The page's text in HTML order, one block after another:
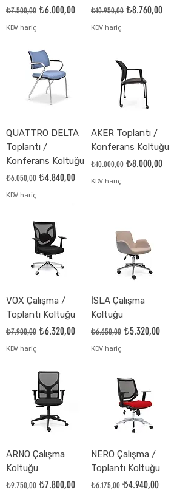
Normal Fiyat
₺7.500,00 İndirimli Fiyat
₺6.000,00
KDV hariç
Normal Fiyat
₺10.950,00 İndirimli Fiyat
₺8.760,00
KDV hariç
QUATTRO DELTA
Toplantı /
Konferans Koltuğu
Normal Fiyat
₺6.050,00 İndirimli Fiyat
₺4.840,00
KDV hariç
AKER Toplantı /
Konferans Koltuğu
Normal Fiyat
₺10.000,00 İndirimli Fiyat
₺8.000,00
KDV hariç
VOX Çalışma /
Toplantı Koltuğu
Normal Fiyat
₺7.900,00 İndirimli Fiyat
₺6.320,00
KDV hariç
İSLA Çalışma
Koltuğu
Normal Fiyat
₺6.650,00 İndirimli Fiyat
₺5.320,00
KDV hariç
ARNO Çalışma
Koltuğu
Normal Fiyat
₺9.750,00 İndirimli Fiyat
₺7.800,00
NERO Çalışma /
Toplantı Koltuğu
Normal Fiyat
₺6.175,00 İndirimli Fiyat
₺4.940,00